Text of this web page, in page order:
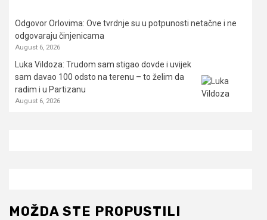
Odgovor Orlovima: ​Ove tvrdnje su u potpunosti netačne i ne
odgovaraju činjenicama
August 6, 2026
Luka Vildoza: Trudom sam stigao dovde i uvijek
sam davao 100 odsto na terenu – to želim da
radim i u Partizanu
August 6, 2026
MOŽDA STE PROPUSTILI